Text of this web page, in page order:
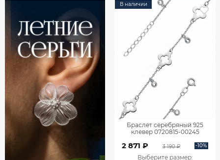
В наличии
Браслет серебряный 925
клевер 0720815-00245
2 871 ₽ 3 190 ₽ -10%
Выберите размер: